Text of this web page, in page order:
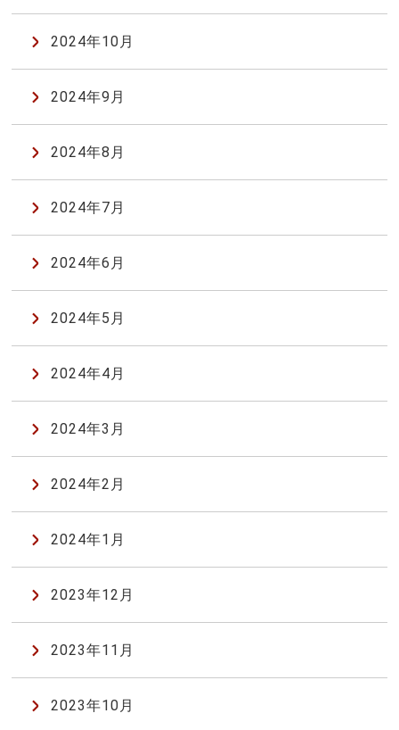
2024年10月
2024年9月
2024年8月
2024年7月
2024年6月
2024年5月
2024年4月
2024年3月
2024年2月
2024年1月
2023年12月
2023年11月
2023年10月